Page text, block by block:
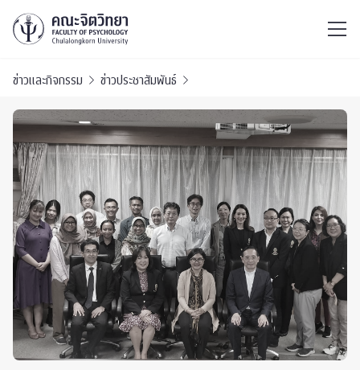
ข่าวและกิจกรรม ข่าวประชาสัมพันธ์